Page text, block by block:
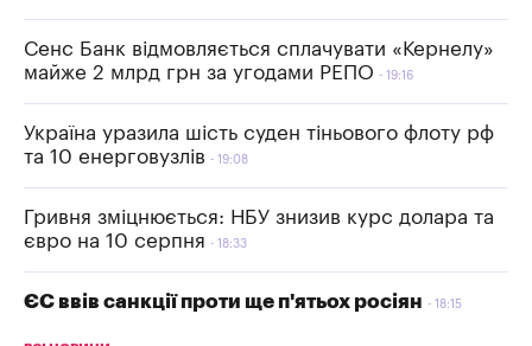
Сенс Банк відмовляється сплачувати «Кернелу»
майже 2 млрд грн за угодами РЕПО
19:16
Україна уразила шість суден тіньового флоту рф
та 10 енерговузлів
19:08
Гривня зміцнюється: НБУ знизив курс долара та
євро на 10 серпня
18:33
ЄС ввів санкції проти ще п'ятьох росіян 18:15